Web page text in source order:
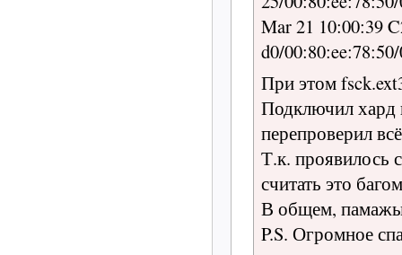
Mar 21 10:00:39
d0/
При этом
Подключил хард
перепроверил
Т.к. проявилось
считать это
В общем,
P.S. Огромное